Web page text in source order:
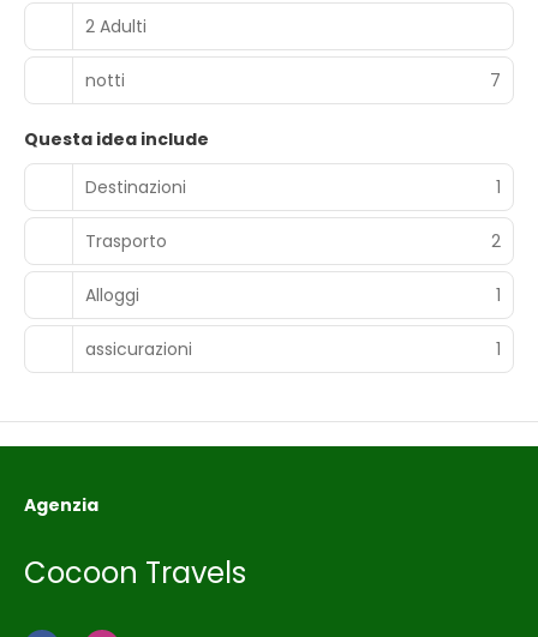
2 Adulti
notti 7
Questa idea include
Destinazioni
1
Trasporto 2
Alloggi 1
assicurazioni 1
Agenzia
Cocoon Travels